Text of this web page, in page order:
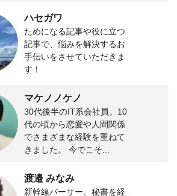
ハセガワ
ためになる記事や役に立つ
記事で、悩みを解決するお
手伝いをさせていただきま
す！
マケノノケノ
30代後半のIT系会社員。10
代の頃から恋愛や人間関係
でさまざまな経験を重ねて
きました。 今でこそ...
渡邉 みなみ
新幹線パーサー、秘書を経